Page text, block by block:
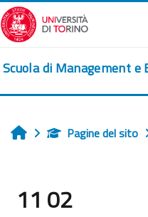
Vai al contenuto principale
Scuola di Management e
HomePagine del sito
11 02